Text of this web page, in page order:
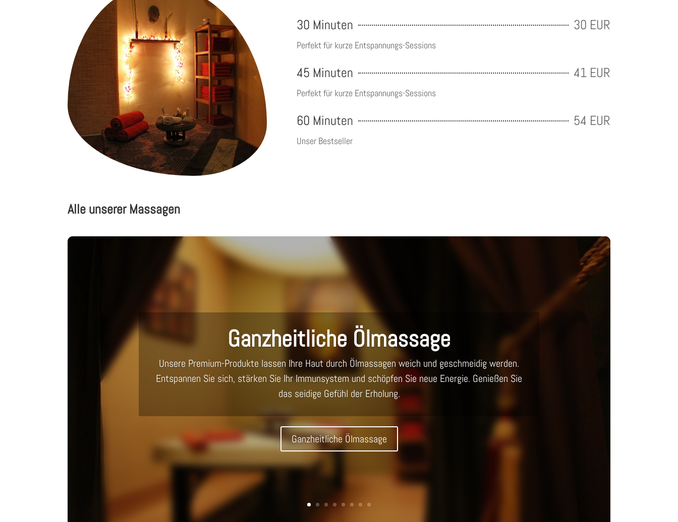
30 Minuten 30 EUR
Perfekt für kurze Entspannungs-Sessions
45 Minuten 41 EUR
Perfekt für kurze Entspannungs-Sessions
60 Minuten 54 EUR
Unser Bestseller
Alle unserer Massagen
Ganzheitliche Ölmassage
Unsere Premium-Produkte lassen Ihre Haut durch Ölmassagen weich und geschmeidig werden.
Entspannen Sie sich, stärken Sie Ihr Immunsystem und schöpfen Sie neue Energie. Genießen Sie
das seidige Gefühl der Erholung.
Ganzheitliche Ölmassage